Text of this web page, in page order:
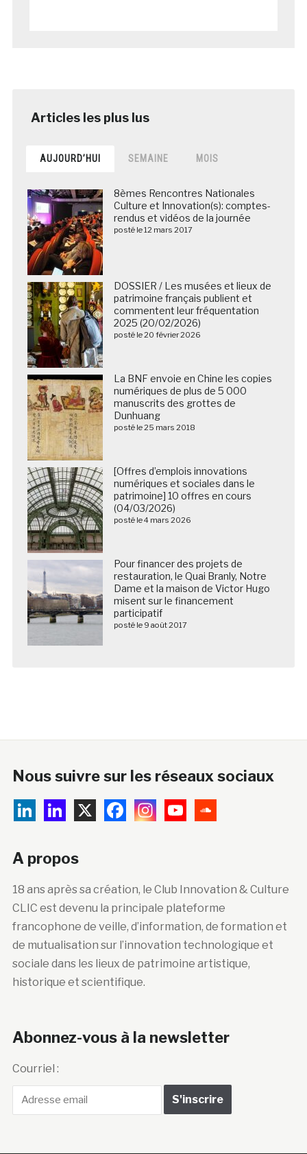
AUJOURD’HUI SEMAINE MOIS
8èmes Rencontres Nationales
Culture et Innovation(s): comptes-
rendus et vidéos de la journée
posté le 12 mars 2017
DOSSIER / Les musées et lieux de
patrimoine français publient et
commentent leur fréquentation
2025 (20/02/2026)
posté le 20 février 2026
La BNF envoie en Chine les copies
numériques de plus de 5 000
manuscrits des grottes de
Dunhuang
posté le 25 mars 2018
[Offres d’emplois innovations
numériques et sociales dans le
patrimoine] 10 offres en cours
(04/03/2026)
posté le 4 mars 2026
Pour financer des projets de
restauration, le Quai Branly, Notre
Dame et la maison de Victor Hugo
misent sur le financement
participatif
posté le 9 août 2017
Nous suivre sur les réseaux sociaux
A propos
18 ans après sa création, le Club Innovation & Culture
CLIC est devenu la principale plateforme
francophone de veille, d’information, de formation et
de mutualisation sur l’innovation technologique et
sociale dans les lieux de patrimoine artistique,
historique et scientifique.
Abonnez-vous à la newsletter
Courriel :